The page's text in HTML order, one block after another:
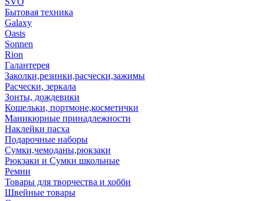
Бытовая техника
Galaxy
Oasis
Sonnen
Rion
Галантерея
Заколки,резинки,расчески,зажимы
Расчески, зеркала
Зонты, дождевики
Кошельки, портмоне,косметички
Маникюрные принадлежности
Наклейки пасха
Подарочные наборы
Сумки,чемоданы,рюкзаки
Рюкзаки и Сумки школьные
Ремни
Товары для творчества и хобби
Швейные товары